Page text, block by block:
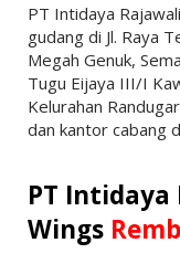
PT Intidaya
gudang di Jl. Raya
Megah Genuk,
Tugu Eijaya III/I
Kelurahan
dan kantor cabang
PT
Wings